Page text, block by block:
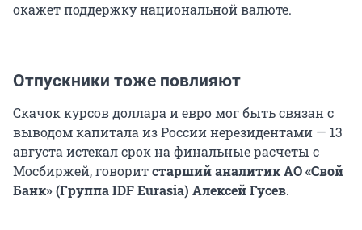
окажет поддержку национальной валюте.
Отпускники тоже повлияют
Скачок курсов доллара и евро мог быть связан с
выводом капитала из России нерезидентами — 13
августа истекал срок на финальные расчеты с
Мосбиржей, говоритстарший аналитик АО «Свой
Банк» (Группа IDF Eurasia) Алексей Гусев.